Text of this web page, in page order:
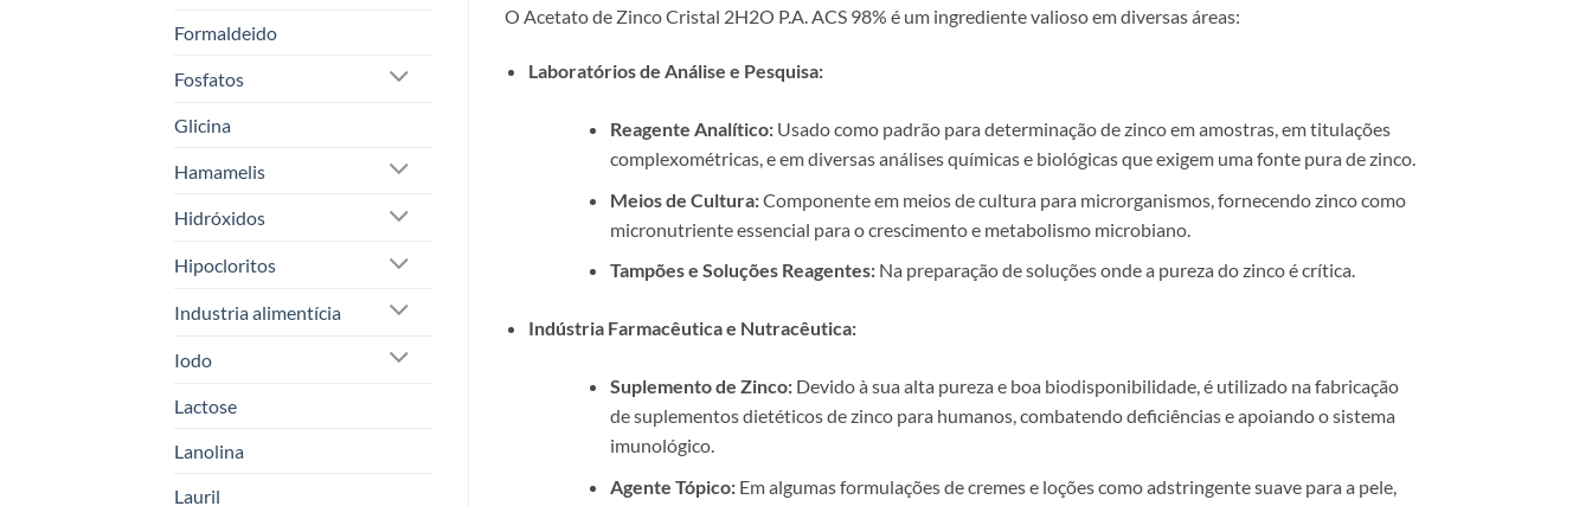
Formaldeido
Fosfatos
Glicina
Hamamelis
Hidróxidos
Hipocloritos
Industria alimentícia
Iodo
Lactose
Lanolina
Lauril
O Acetato de Zinco Cristal 2H2O P.A. ACS 98% é um ingrediente valioso em diversas áreas:
Laboratórios de Análise e Pesquisa:
Reagente Analítico: Usado como padrão para determinação de zinco em amostras, em titulações
complexométricas, e em diversas análises químicas e biológicas que exigem uma fonte pura de zinco.
Meios de Cultura:Componente em meios de cultura para microrganismos, fornecendo zinco como
micronutriente essencial para o crescimento e metabolismo microbiano.
Tampões e Soluções Reagentes: Na preparação de soluções onde a pureza do zinco é crítica.
Indústria Farmacêutica e Nutracêutica:
Suplemento de Zinco: Devido à sua alta pureza e boa biodisponibilidade, é utilizado na fabricação
de suplementos dietéticos de zinco para humanos, combatendo deficiências e apoiando o sistema
imunológico.
Agente Tópico: Em algumas formulações de cremes e loções como adstringente suave para a pele,